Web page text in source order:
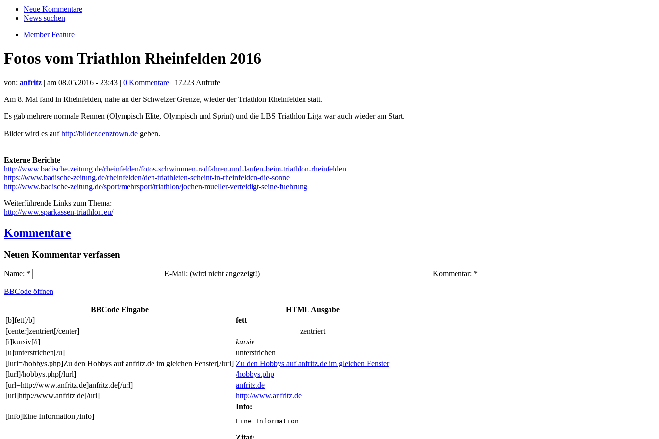
Neue Kommentare
News suchen
Member Feature
Fotos vom Triathlon Rheinfelden 2016
von: anfritz | am 08.05.2016 - 23:43 | 0 Kommentare | 17223 Aufrufe
Am 8. Mai fand in Rheinfelden, nahe an der Schweizer Grenze, wieder der Triathlon Rheinfelden statt.
Es gab mehrere normale Rennen (Olympisch Elite, Olympisch und Sprint) und die LBS Triathlon Liga war auch wieder am Start.
Bilder wird es aufhttp://bilder.denztown.de geben.
Externe Berichte
http://www.badische-zeitung.de/rheinfelden/fotos-schwimmen-radfahren-und-laufen-beim-triathlon-rheinfelden
https://www.badische-zeitung.de/rheinfelden/den-triathleten-scheint-in-rheinfelden-die-sonne
http://www.badische-zeitung.de/sport/mehrsport/triathlon/jochen-mueller-verteidigt-seine-fuehrung
Weiterführende Links zum Thema:
http://www.sparkassen-triathlon.eu/
Kommentare
Neuen Kommentar verfassen
Name: * E-Mail: (wird nicht angezeigt!) Kommentar: *
BBCode öffnen
BBCode Eingabe
HTML Ausgabe
[b]fett[/b]
fett
[center]zentriert[/center]
zentriert
[i]kursiv[/i]
kursiv
[u]unterstrichen[/u]
unterstrichen
[lurl=/hobbys.php]Zu den Hobbys auf anfritz.de im gleichen Fenster[/lurl] Zu den Hobbys auf anfritz.de im gleichen Fenster
[lurl]/hobbys.php[/lurl]
/hobbys.php
[url=http://www.anfritz.de]anfritz.de[/url]
anfritz.de
[url]http://www.anfritz.de[/url]
http://www.anfritz.de
[info]Eine Information[/info]
Info:
Eine Information